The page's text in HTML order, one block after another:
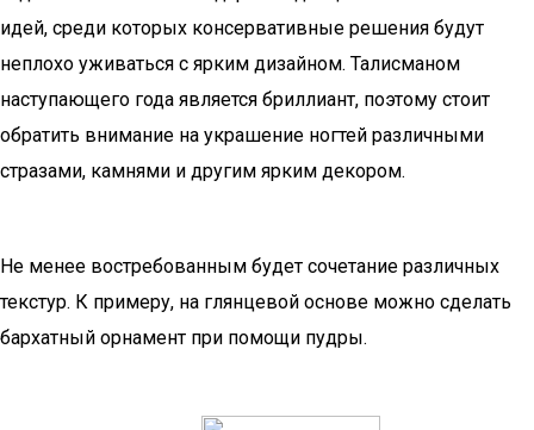
идей, среди которых консервативные решения будут
неплохо уживаться с ярким дизайном. Талисманом
наступающего года является бриллиант, поэтому стоит
обратить внимание на украшение ногтей различными
стразами, камнями и другим ярким декором.
Не менее востребованным будет сочетание различных
текстур. К примеру, на глянцевой основе можно сделать
бархатный орнамент при помощи пудры.